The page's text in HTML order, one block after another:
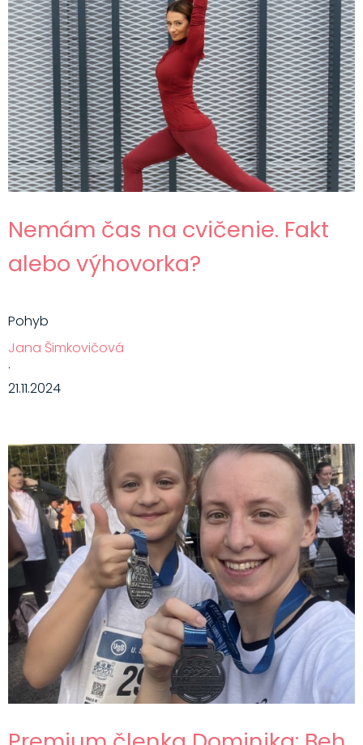
Nemám čas na cvičenie. Fakt
alebo výhovorka?
Pohyb
Jana Šimkovičová
·
21.11.2024